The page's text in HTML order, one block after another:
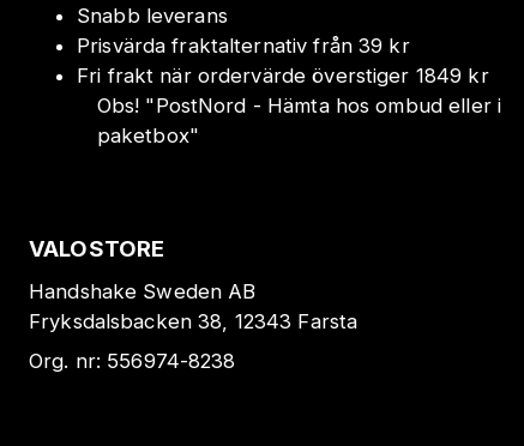
Snabb leverans
Prisvärda fraktalternativ från 39 kr
Fri frakt när ordervärde överstiger 1849 kr
Obs! "PostNord - Hämta hos ombud eller i
paketbox"
VALOSTORE
Handshake Sweden AB
Fryksdalsbacken 38, 12343 Farsta
Org. nr: 556974-8238